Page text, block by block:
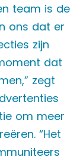
team is de
ons dat er
zijn
dat
zegt
om meer
“Het